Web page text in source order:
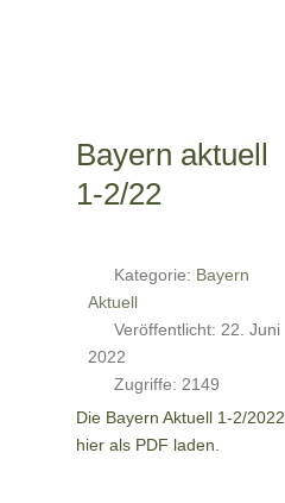
Bayern aktuell
1-2/22
Kategorie: Bayern
Aktuell
Veröffentlicht: 22. Juni
2022
Zugriffe: 2149
Die Bayern Aktuell 1-2/2022
hier als PDF laden.